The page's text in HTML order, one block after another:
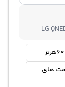
LG
های